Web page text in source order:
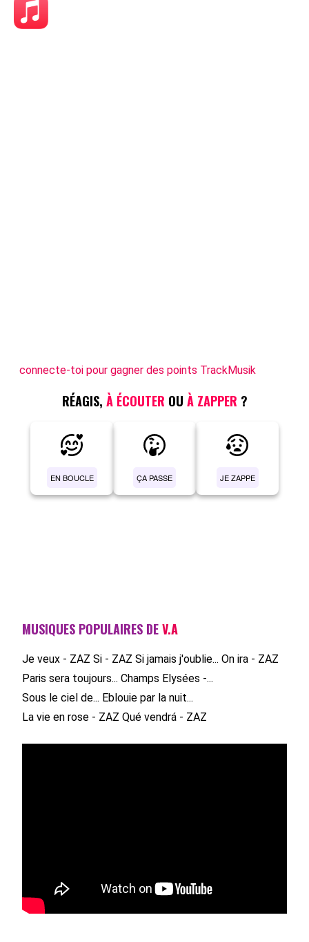
connecte-toi pour gagner des points TrackMusik
RÉAGIS, À ÉCOUTER OU À ZAPPER ?
EN BOUCLE ÇA PASSE JE ZAPPE
MUSIQUES POPULAIRES DEV.A
Je veux - ZAZ Si - ZAZ Si jamais j'oublie... On ira - ZAZ
Paris sera toujours... Champs Elysées -...
Sous le ciel de... Eblouie par la nuit...
La vie en rose - ZAZ Qué vendrá - ZAZ